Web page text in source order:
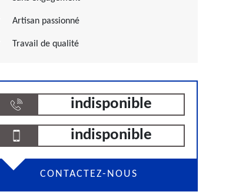
Artisan passionné
Travail de qualité
indisponible
indisponible
CONTACTEZ-NOUS